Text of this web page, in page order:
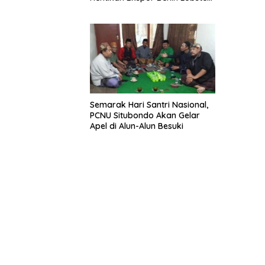
Semarak Hari Santri Nasional,
PCNU Situbondo Akan Gelar
Apel di Alun-Alun Besuki